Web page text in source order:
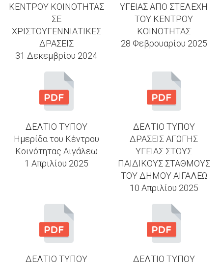
ΚΕΝΤΡΟΥ ΚΟΙΝΟΤΗΤΑΣ
ΣΕ
ΧΡΙΣΤΟΥΓΕΝΝΙΑΤΙΚΕΣ
ΔΡΑΣΕΙΣ
31 Δεκεμβρίου 2024
ΥΓΕΙΑΣ ΑΠΟ ΣΤΕΛΕΧΗ
ΤΟΥ ΚΕΝΤΡΟΥ
ΚΟΙΝΟΤΗΤΑΣ
28 Φεβρουαρίου 2025
ΔΕΛΤΙΟ ΤΥΠΟΥ
Ημερίδα του Κέντρου
Κοινότητας Αιγάλεω
1 Απριλίου 2025
ΔΕΛΤΙΟ ΤΥΠΟΥ
ΔΡΑΣΕΙΣ ΑΓΩΓΗΣ
ΥΓΕΙΑΣ ΣΤΟΥΣ
ΠΑΙΔΙΚΟΥΣ ΣΤΑΘΜΟΥΣ
ΤΟΥ ΔΗΜΟΥ ΑΙΓΑΛΕΩ
10 Απριλίου 2025
ΔΕΛΤΙΟ ΤΥΠΟΥ ΔΕΛΤΙΟ ΤΥΠΟΥ